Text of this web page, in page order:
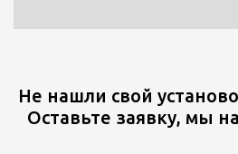
Не нашли свой
Оставьте заявку, мы